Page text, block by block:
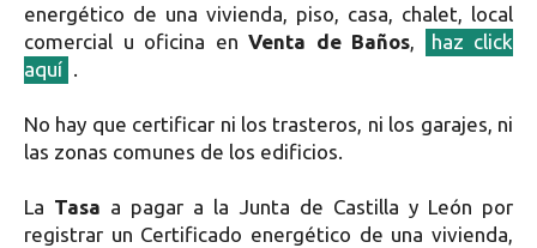
energético de una vivienda, piso, casa, chalet, local
comercial u oficina en Venta de Baños,
haz click
aquí .
No hay que certificar ni los trasteros, ni los garajes, ni
las zonas comunes de los edificios.
La Tasa a pagar a la Junta de Castilla y León por
registrar un Certificado energético de una vivienda,